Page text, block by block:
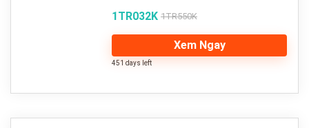
1TR032K 1TR550K
Xem Ngay
451 days left